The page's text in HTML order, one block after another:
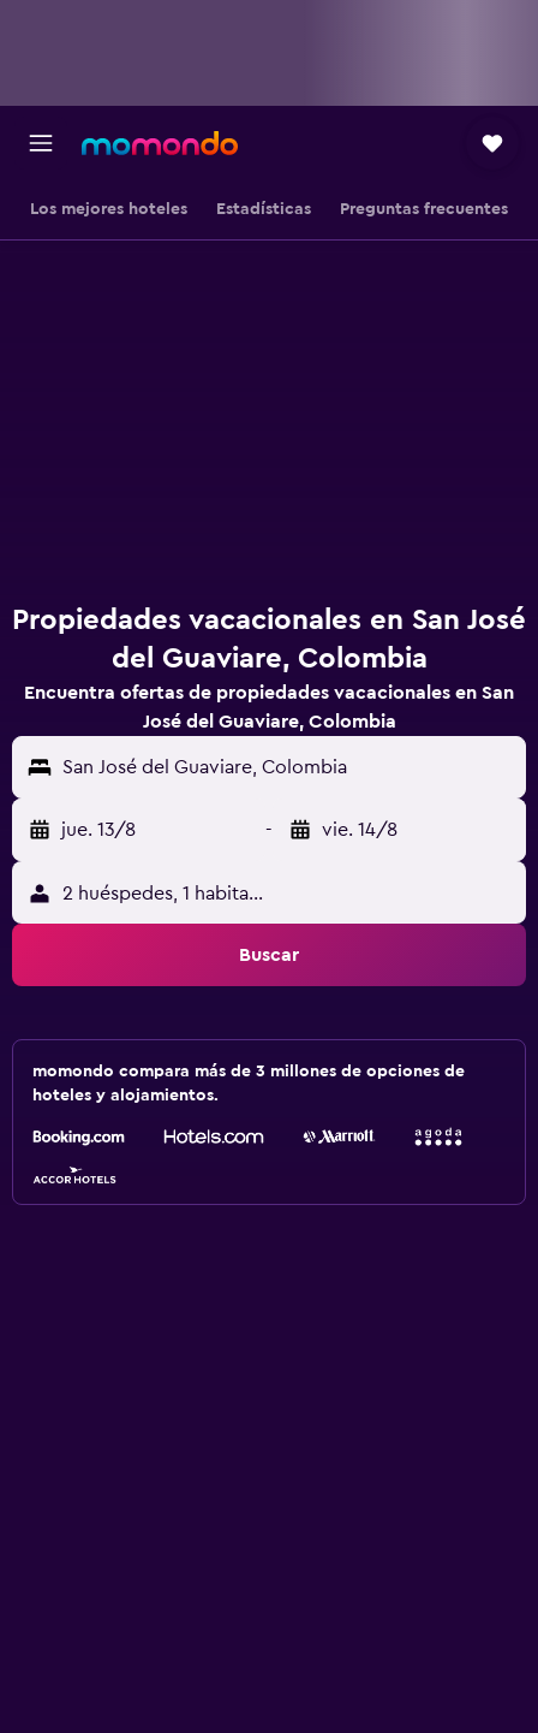
Los mejores hoteles Estadísticas Preguntas frecuentes
Propiedades vacacionales en San José
del Guaviare, Colombia
Encuentra ofertas de propiedades vacacionales en San
José del Guaviare, Colombia
San José del Guaviare, Colombia
jue. 13/8 - vie. 14/8
2 huéspedes, 1 habitación
Buscar
momondo compara más de 3 millones de opciones de
hoteles y alojamientos.